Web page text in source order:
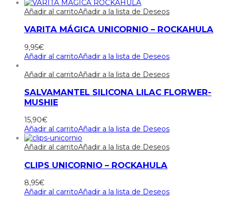
Añadir al carritoAñadir a la lista de Deseos
VARITA MÁGICA UNICORNIO – ROCKAHULA
9,95€
Añadir al carritoAñadir a la lista de Deseos
Añadir al carritoAñadir a la lista de Deseos
SALVAMANTEL SILICONA LILAC FLORWER-
MUSHIE
15,90€
Añadir al carritoAñadir a la lista de Deseos
Añadir al carritoAñadir a la lista de Deseos
CLIPS UNICORNIO – ROCKAHULA
8,95€
Añadir al carritoAñadir a la lista de Deseos